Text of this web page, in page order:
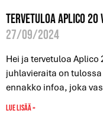
Tervetuloa Aplico 20
27/09/2024
Hei ja tervetuloa
juhlavieraita on
ennakko infoa, joka
Lue lisää »